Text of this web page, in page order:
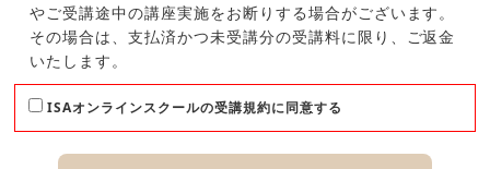
やご受講途中の講座実施をお断りする場合がございます。
その場合は、支払済かつ未受講分の受講料に限り、ご返金
いたします。
ISAオンラインスクールの受講規約に同意する